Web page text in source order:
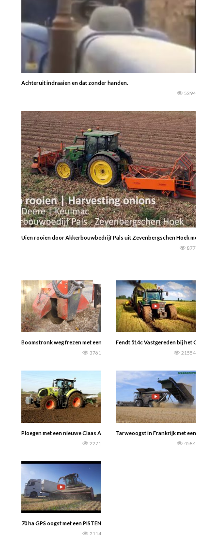
Achteruit indraaien en dat zonder handen.
5394
Uien rooien door Akkerbouwbedrijf Pals uit Zevenbergschen Hoek met een
877
Boomstronk weg frezen met een Fendt Vario 826 S4 met Hemos arm en Ufkes
3761
Fendt 514c Vastgereden bij het GPS
21554
Ploegen met een nieuwe Claas Axion 830 en nieuwe Amazone Cayros ploeg!
2271
Tarweoogst in Frankrijk met een Fendt
4584
70 ha GPS oogst met een PISTEN BULLY 600, een CLAAS JAGUAR 950 en een
2114